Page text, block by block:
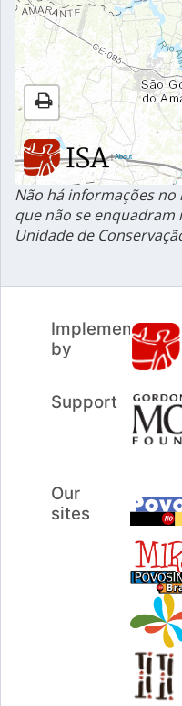
|About
Não há informações no
que não se enquadram
Unidade de